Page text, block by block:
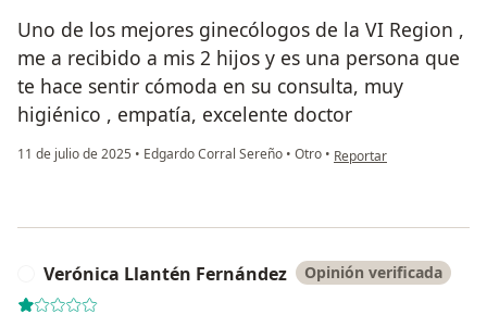
Uno de los mejores ginecólogos de la VI Region ,
me a recibido a mis 2 hijos y es una persona que
te hace sentir cómoda en su consulta, muy
higiénico , empatía, excelente doctor
11 de julio de 2025 • Edgardo Corral Sereño • Otro • en opinión del usuario
Reportar
Verónica Llantén Fernández Opinión verificada